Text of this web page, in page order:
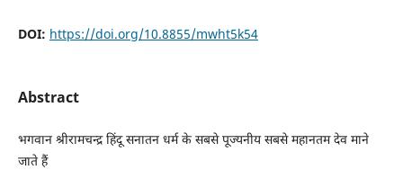
DOI: https://doi.org/10.8855/mwht5k54
Abstract
भगवान श्रीरामचन्द्र हिंदू सनातन धर्म के सबसे पूज्यनीय सबसे महानतम देव माने
जाते हैं